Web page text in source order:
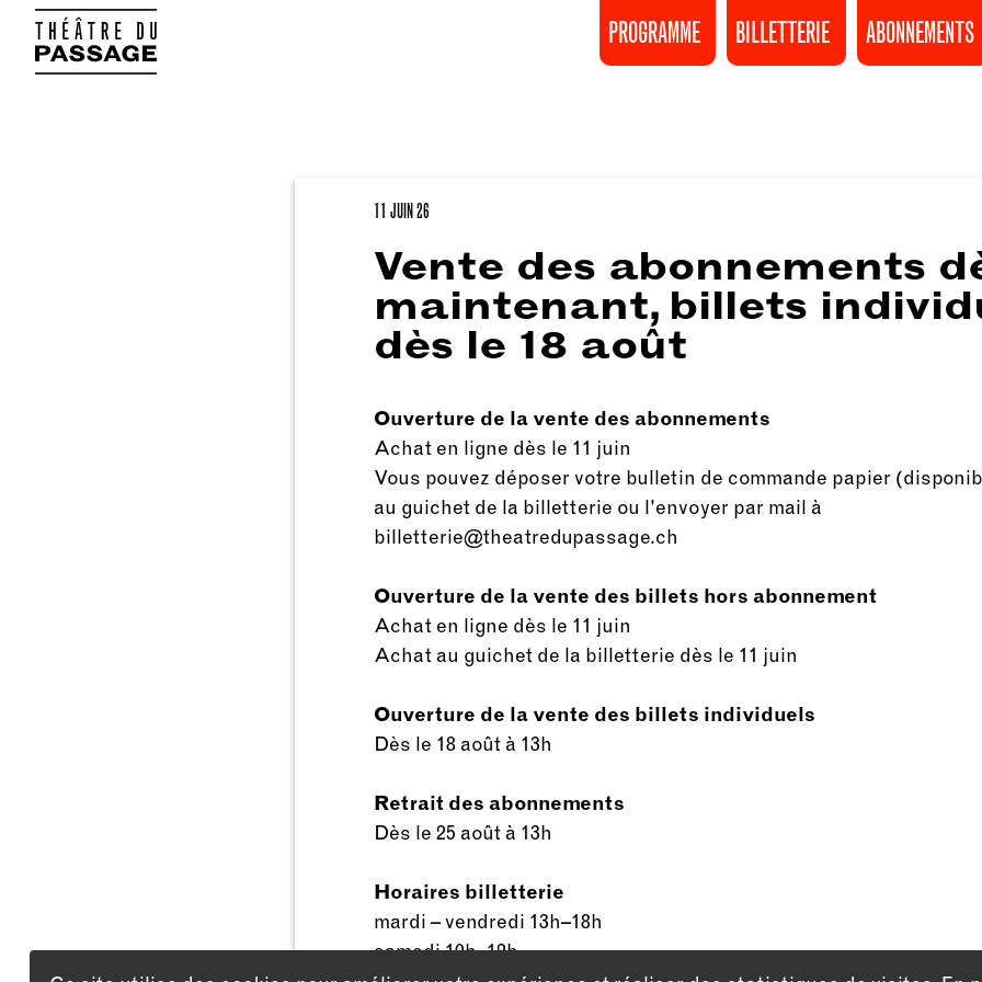
PROGRAMME BILLETTERIE ABONNEMENTS
11 JUIN 26
Vente des abonnements
maintenant, billets
dès le 18 août
Ouverture de la vente des abonnements
Achat en ligne dès le 11 juin
Vous pouvez déposer votre bulletin de commande papier
au guichet de la billetterie ou l'envoyer par mail à
billetterie@theatredupassage.ch
Ouverture de la vente des billets hors abonnement
Achat en ligne dès le 11 juin
Achat au guichet de la billetterie dès le 11 juin
Ouverture de la vente des billets individuels
Dès le 18 août à 13h
Retrait des abonnements
Dès le 25 août à 13h
Horaires billetterie
mardi – vendredi 13h–18h
samedi 10h–12h